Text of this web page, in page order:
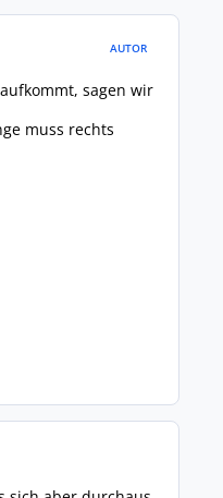
AUTOR
sagen wir
muss rechts